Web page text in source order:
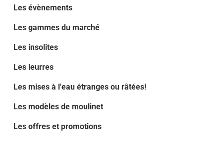
Les évènements
Les gammes du marché
Les insolites
Les leurres
Les mises à l'eau étranges ou râtées!
Les modèles de moulinet
Les offres et promotions